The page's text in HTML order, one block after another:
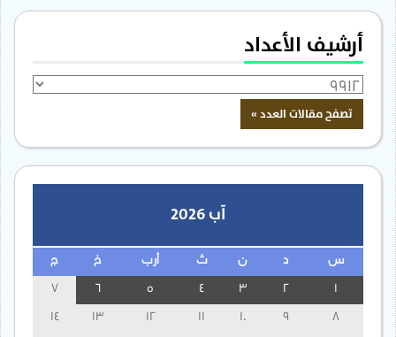
أرشيف الأعداد
آب 2026
س ن ث أرب خ ج
3
13
14